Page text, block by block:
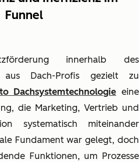
Funnel
innerhalb des
aus Dach-Profis gezielt zu
Dachsystemtechnologie eine
die Marketing, Vertrieb und
systematisch miteinander
Fundament war gelegt, doch
Funktionen, um Prozesse